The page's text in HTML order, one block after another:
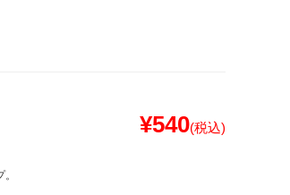
¥540(税込)